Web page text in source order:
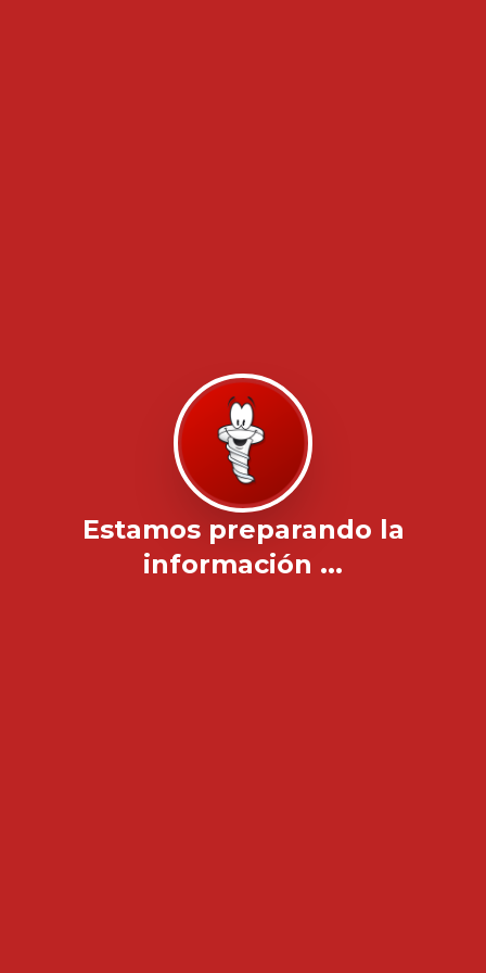
Estamos preparando la
información ...